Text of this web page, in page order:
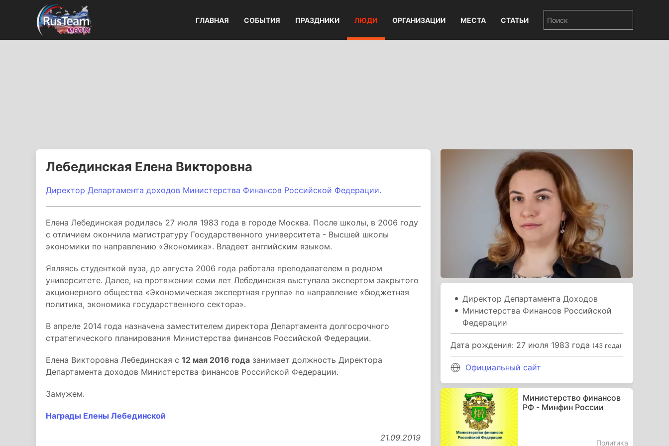
ГЛАВНАЯ СОБЫТИЯ ПРАЗДНИКИ ЛЮДИ ОРГАНИЗАЦИИ МЕСТА СТАТЬИ
Лебединская Елена Викторовна
Директор Департамента доходов Министерства Финансов Российской Федерации.
Елена Лебединская родилась 27 июля 1983 года в городе Москва. После школы, в 2006 году
с отличием окончила магистратуру Государственного университета - Высшей школы
экономики по направлению «Экономика». Владеет английским языком.
Являясь студенткой вуза, до августа 2006 года работала преподавателем в родном
университете. Далее, на протяжении семи лет Лебединская выступала экспертом закрытого
акционерного общества «Экономическая экспертная группа» по направление «бюджетная
политика, экономика государственного сектора».
В апреле 2014 года назначена заместителем директора Департамента долгосрочного
стратегического планирования Министерства финансов Российской Федерации.
Елена Викторовна Лебединская с 12 мая 2016 года занимает должность Директора
Департамента доходов Министерства финансов Российской Федерации.
Замужем.
Награды Елены Лебединской
21.09.2019
Директор Департамента Доходов
Министерства Финансов Российской
Федерации
Дата рождения: 27 июля 1983 года (43 года)
Официальный сайт
Министерство финансов
РФ - Минфин России
Политика